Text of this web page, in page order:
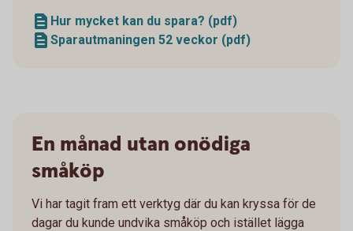
Hur mycket kan du spara? (pdf)
Sparautmaningen 52 veckor (pdf)
En månad utan onödiga
småköp
Vi har tagit fram ett verktyg där du kan kryssa för de
dagar du kunde undvika småköp och istället lägga